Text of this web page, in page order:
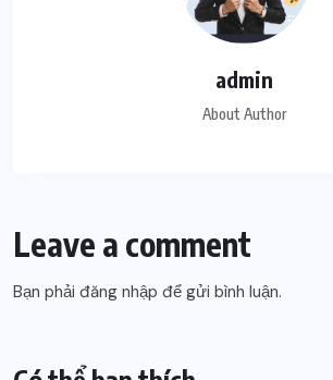
admin
About Author
Leave a comment
Bạn phải đăng nhập để gửi bình luận.